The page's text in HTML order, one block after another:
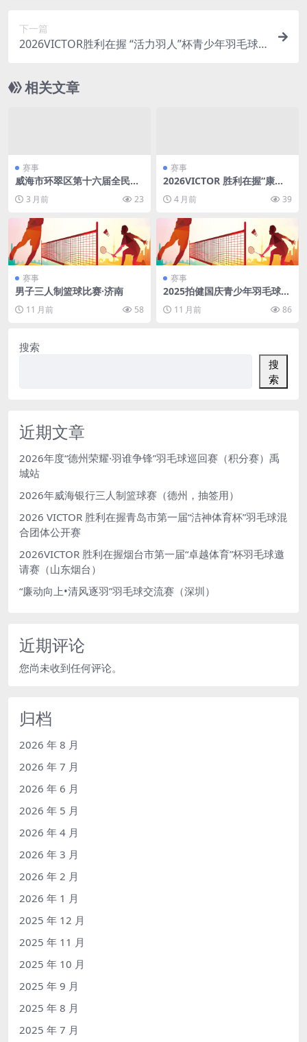
下一篇
2026VICTOR胜利在握 “活力羽人”杯青少年羽毛球
相关文章
赛事
威海市环翠区第十六届全民健
3 月前 23
赛事
2026VICTOR 胜利在握“康华”
华专卖店开业赛（日照市）
4 月前 39
赛事
男子三人制篮球比赛·济南
11 月前 58
赛事
2025拍健国庆青少年羽毛球单
11 月前 86
搜索
搜
索
近期文章
2026年度“德州荣耀·羽谁争锋”羽毛球巡回赛（积分赛）禹
城站
2026年威海银行三人制篮球赛（德州，抽签用）
2026 VICTOR 胜利在握青岛市第一届“洁神体育杯”羽毛球混
合团体公开赛
2026VICTOR 胜利在握烟台市第一届“卓越体育”杯羽毛球邀
请赛（山东烟台）
“廉动向上•清风逐羽”羽毛球交流赛（深圳）
近期评论
您尚未收到任何评论。
归档
2026 年 8 月
2026 年 7 月
2026 年 6 月
2026 年 5 月
2026 年 4 月
2026 年 3 月
2026 年 2 月
2026 年 1 月
2025 年 12 月
2025 年 11 月
2025 年 10 月
2025 年 9 月
2025 年 8 月
2025 年 7 月